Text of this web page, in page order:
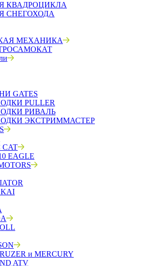
КВАДРОЦИКЛА
СНЕГОХОДА
МЕХАНИКА
GATES
PULLER
РИВАЛЬ
ЭКСТРИММАСТЕР
EAGLE
и MERCURY
ATV